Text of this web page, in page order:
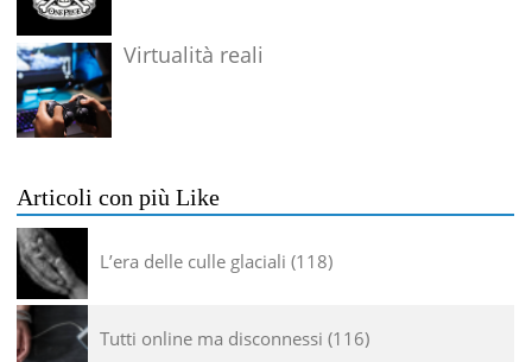
Virtualità reali
Articoli con più Like
L’era delle culle glaciali 118
Tutti online ma disconnessi 116